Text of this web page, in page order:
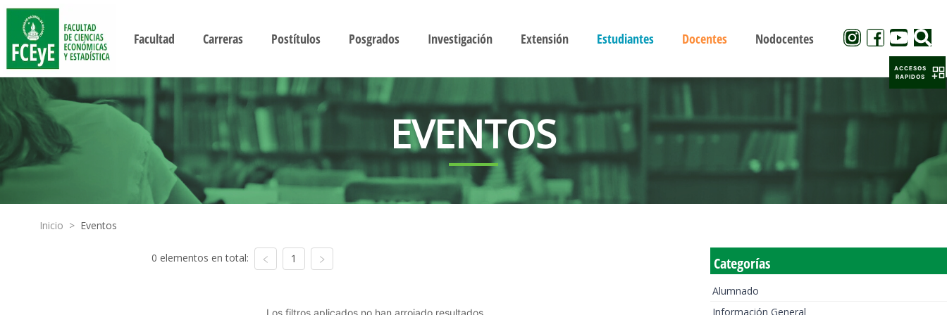
Facultad Carreras Postítulos Posgrados Investigación Extensión Estudiantes Docentes Nodocentes
EVENTOS
Inicio > Eventos
0 elementos en total: 1
Los filtros aplicados no han arrojado resultados
Categorías
Alumnado
Información General
ACCESOS
RAPIDOS